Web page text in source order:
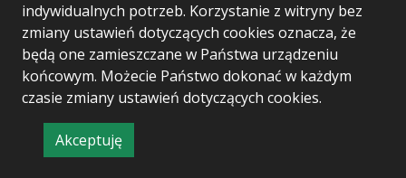
indywidualnych potrzeb. Korzystanie z witryny bez
zmiany ustawień dotyczących cookies oznacza, że
będą one zamieszczane w Państwa urządzeniu
końcowym. Możecie Państwo dokonać w każdym
czasie zmiany ustawień dotyczących cookies.
Akceptuję
informację
Ostatnio dodane
Wersja systemu: 5.7.0 [13]
Ostatnia aktualizacja BIP: 30.07.2026 16:20
CMS i hosting: Logonet Sp. z o.o. w Bydgoszczy